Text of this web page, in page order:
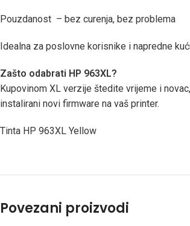
Pouzdanost – bez curenja, bez problema
Idealna za poslovne korisnike i napredne
Zašto odabrati HP 963XL?
Kupovinom XL verzije štedite vrijeme i
instalirani novi firmware na vaš printer.
Tinta HP 963XL Yellow
Povezani proizvodi